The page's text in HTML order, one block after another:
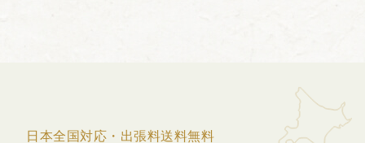
日本全国対応・出張料送料無料